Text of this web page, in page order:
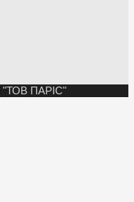
"ТОВ ПАРІС"